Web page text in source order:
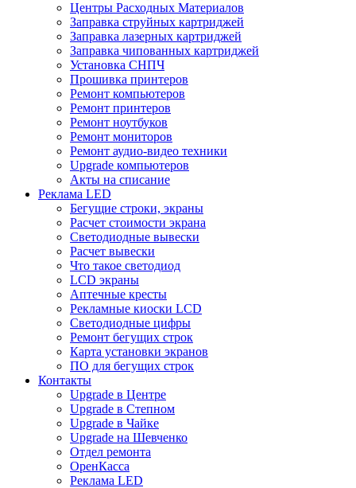
Центры Расходных Материалов
Заправка струйных картриджей
Заправка лазерных картриджей
Заправка чипованных картриджей
Установка СНПЧ
Прошивка принтеров
Ремонт компьютеров
Ремонт принтеров
Ремонт ноутбуков
Ремонт мониторов
Ремонт аудио-видео техники
Upgrade компьютеров
Акты на списание
Реклама LED
Бегущие строки, экраны
Расчет стоимости экрана
Светодиодные вывески
Расчет вывески
Что такое светодиод
LCD экраны
Аптечные кресты
Рекламные киоски LCD
Светодиодные цифры
Ремонт бегущих строк
Карта установки экранов
ПО для бегущих строк
Контакты
Upgrade в Центре
Upgrade в Степном
Upgrade в Чайке
Upgrade на Шевченко
Отдел ремонта
ОренКасса
Реклама LED